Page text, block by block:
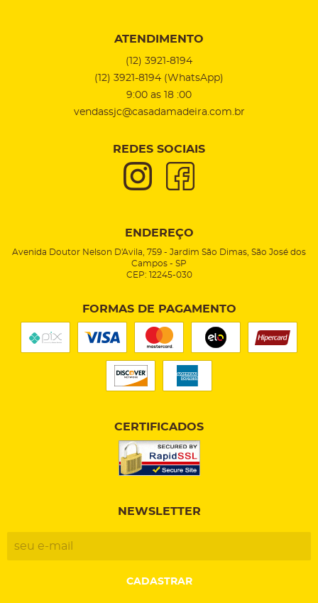
ATENDIMENTO
(12) 3921-8194
(12) 3921-8194 (WhatsApp)
9:00 as 18 :00
vendassjc@casadamadeira.com.br
REDES SOCIAIS
ENDEREÇO
Avenida Doutor Nelson D'Avila, 759 - Jardim São Dimas, São José dos
Campos - SP
CEP: 12245-030
FORMAS DE PAGAMENTO
CERTIFICADOS
NEWSLETTER
CADASTRAR